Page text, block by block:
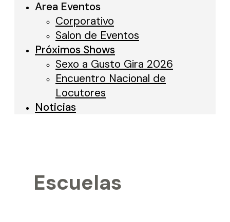
Area Eventos
Corporativo
Salon de Eventos
Próximos Shows
Sexo a Gusto Gira 2026
Encuentro Nacional de
Locutores
Noticias
Escuelas